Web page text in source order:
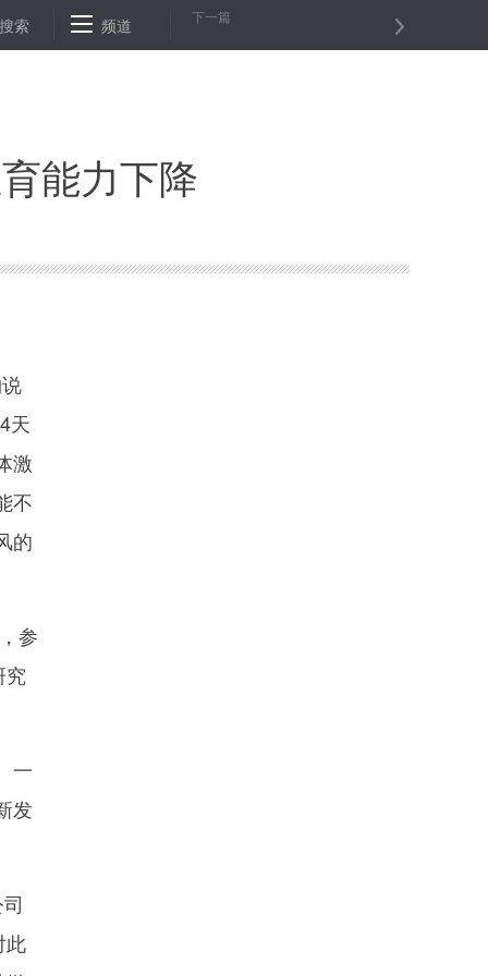
行情继续分化 投资者纠结 “跳一跳”游戏火爆 微信欲盘活小程序
搜索 频道 下一篇
能力下降
天
激
不
的
参
究
一
发
此